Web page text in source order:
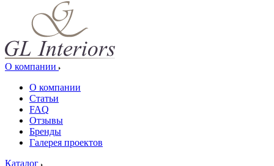
О компании
О компании
Статьи
FAQ
Отзывы
Бренды
Галерея проектов
Каталог